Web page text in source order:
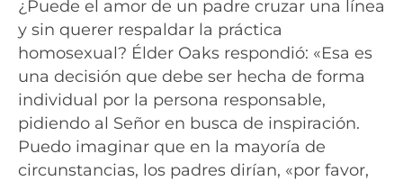
¿Puede el amor de un padre cruzar una línea
y sin querer respaldar la práctica
homosexual? Élder Oaks respondió: «Esa es
una decisión que debe ser hecha de forma
individual por la persona responsable,
pidiendo al Señor en busca de inspiración.
Puedo imaginar que en la mayoría de
circunstancias, los padres dirían, «por favor,